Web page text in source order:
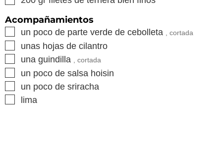
Acompañamientos
▢
un poco de parte verde de cebolleta , cortada
▢
unas hojas de cilantro
▢
una guindilla , cortada
▢
un poco de salsa hoisin
▢
un poco de sriracha
▢
lima